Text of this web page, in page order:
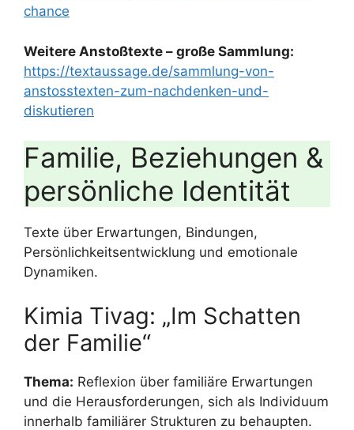
chance
Weitere Anstoßtexte – große Sammlung:
https://textaussage.de/sammlung-von-
anstosstexten-zum-nachdenken-und-
diskutieren
Familie, Beziehungen &
persönliche Identität
Texte über Erwartungen, Bindungen,
Persönlichkeitsentwicklung und emotionale
Dynamiken.
Kimia Tivag: „Im Schatten
der Familie“
Thema: Reflexion über familiäre Erwartungen
und die Herausforderungen, sich als Individuum
innerhalb familiärer Strukturen zu behaupten.